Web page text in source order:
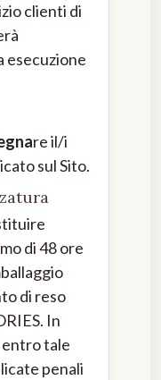
clienti di
esecuzione
re il/i
sul Sito.
di 48 ore
di reso
In
tale
penali